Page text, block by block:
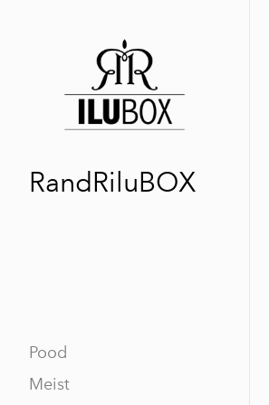
RandRiluBOX
Pood
Meist